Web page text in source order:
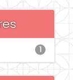
1